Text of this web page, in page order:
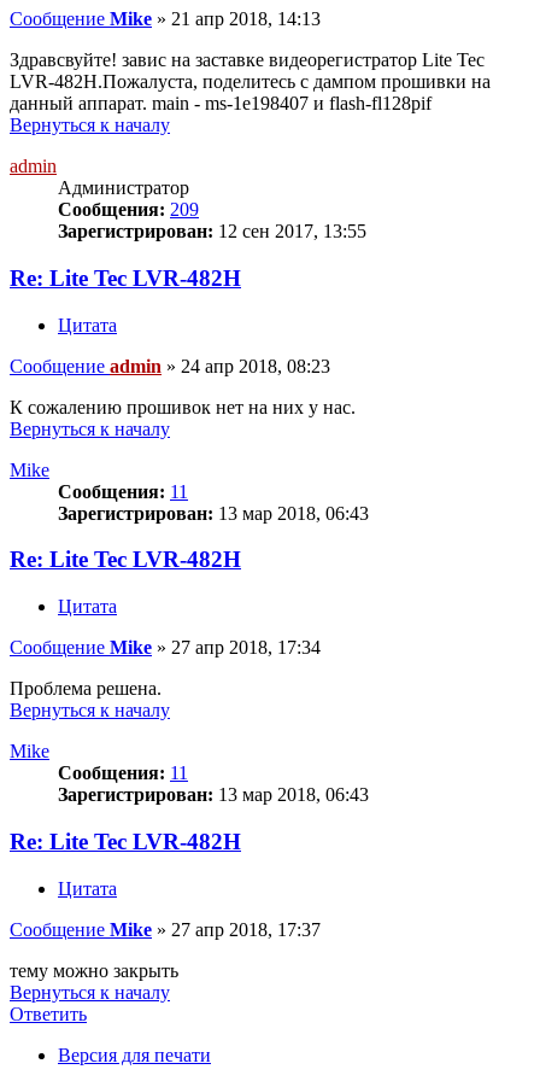
Сообщение Mike » 21 апр 2018, 14:13
Здравсвуйте! завис на заставке видеорегистратор Lite Tec
LVR-482H.Пожалуста, поделитесь с дампом прошивки на
данный аппарат. main - ms-1e198407 и flash-fl128pif
Вернуться к началу
admin
Администратор
Сообщения: 209
Зарегистрирован: 12 сен 2017, 13:55
Re: Lite Tec LVR-482H
Цитата
Сообщение admin » 24 апр 2018, 08:23
К сожалению прошивок нет на них у нас.
Вернуться к началу
Mike
Сообщения: 11
Зарегистрирован: 13 мар 2018, 06:43
Re: Lite Tec LVR-482H
Цитата
Сообщение Mike » 27 апр 2018, 17:34
Проблема решена.
Вернуться к началу
Mike
Сообщения: 11
Зарегистрирован: 13 мар 2018, 06:43
Re: Lite Tec LVR-482H
Цитата
Сообщение Mike » 27 апр 2018, 17:37
тему можно закрыть
Вернуться к началу
Ответить
Ответить
Версия для печати